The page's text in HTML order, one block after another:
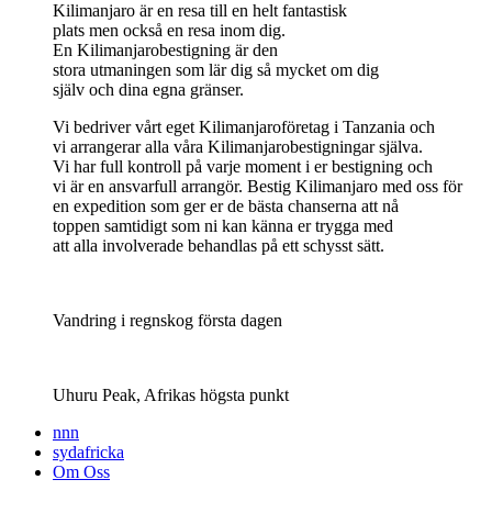
Kilimanjaro är en resa till en helt fantastisk
plats men också en resa inom dig.
En Kilimanjarobestigning är den
stora utmaningen som lär dig så mycket om dig
själv och dina egna gränser.
Vi bedriver vårt eget Kilimanjaroföretag i Tanzania och
vi arrangerar alla våra Kilimanjarobestigningar själva.
Vi har full kontroll på varje moment i er bestigning och
vi är en ansvarfull arrangör. Bestig Kilimanjaro med oss för
en expedition som ger er de bästa chanserna att nå
toppen samtidigt som ni kan känna er trygga med
att alla involverade behandlas på ett schysst sätt.
Vandring i regnskog första dagen
Uhuru Peak, Afrikas högsta punkt
nnn
sydafricka
Om Oss